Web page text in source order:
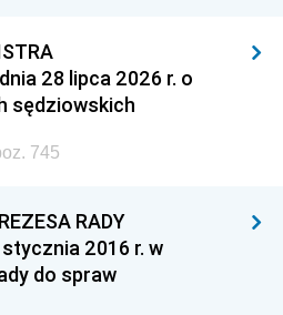
28 lipca 2026 r. o
sędziowskich
745
RADY
2016 r. w
do spraw